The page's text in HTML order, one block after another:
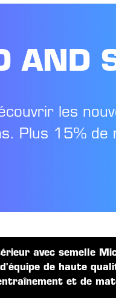
AND
les
Plus 15% de
avec semelle
de haute
et de